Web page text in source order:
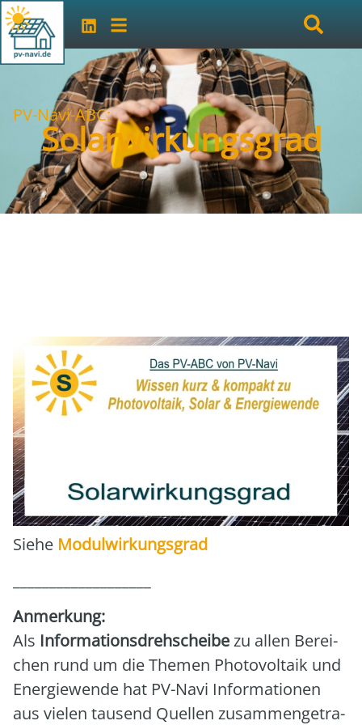
PV-Navi-ABC:
Solarwirkungsgrad
Sie­he Modul­wir­kungs­grad
Anmer­kung:
Als Infor­ma­ti­ons­dreh­schei­bezu allen Berei­
chen rund um die The­men Pho­to­vol­ta­ik und
Ener­gie­wen­de hat PV-Navi Infor­ma­tio­nen
aus vie­len tau­send Quel­len zusam­men­ge­tra­